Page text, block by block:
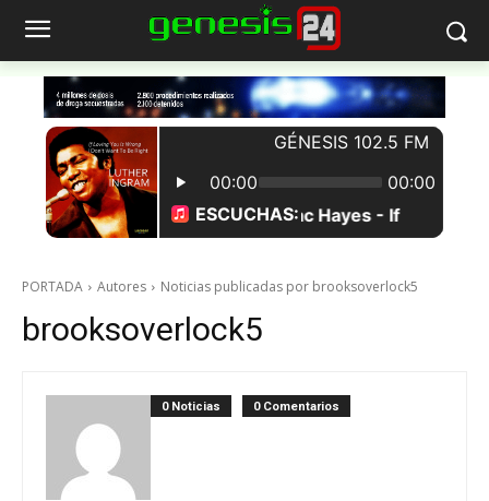
PORTADA Autores Noticias publicadas por brooksoverlock5
brooksoverlock5
0 Noticias 0 Comentarios